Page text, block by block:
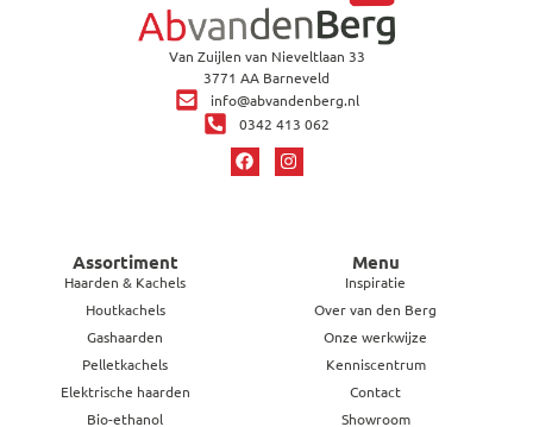
Van Zuijlen van Nieveltlaan 33
3771 AA Barneveld
info@abvandenberg.nl
0342 413 062
Assortiment
Haarden & Kachels
Houtkachels
Gashaarden
Pelletkachels
Elektrische haarden
Bio-ethanol
Menu
Inspiratie
Over van den Berg
Onze werkwijze
Kenniscentrum
Contact
Showroom